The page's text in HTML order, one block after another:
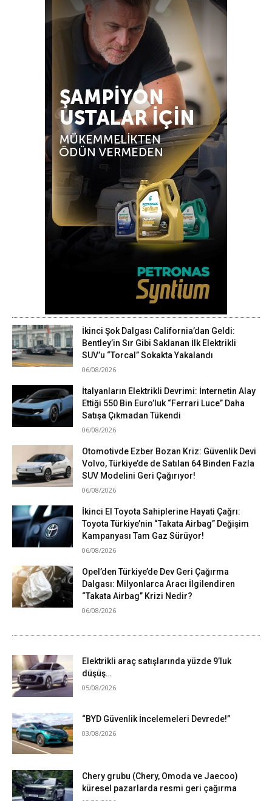
İkinci Şok Dalgası California’dan Geldi:
Bentley’in Sır Gibi Saklanan İlk Elektrikli
SUV’u “Torcal” Sokakta Yakalandı
06/08/2026
İtalyanların Elektrikli Devrimi: İnternetin Alay
Ettiği 550 Bin Euro’luk “Ferrari Luce” Daha
Satışa Çıkmadan Tükendi
06/08/2026
Otomotivde Ezber Bozan Kriz: Güvenlik Devi
Volvo, Türkiye’de de Satılan 64 Binden Fazla
SUV Modelini Geri Çağırıyor!
06/08/2026
İkinci El Toyota Sahiplerine Hayati Çağrı:
Toyota Türkiye’nin “Takata Airbag” Değişim
Kampanyası Tam Gaz Sürüyor!
06/08/2026
Opel’den Türkiye’de Dev Geri Çağırma
Dalgası: Milyonlarca Aracı İlgilendiren
“Takata Airbag” Krizi Nedir?
06/08/2026
Elektrikli araç satışlarında yüzde 9’luk
düşüş…
05/08/2026
“BYD Güvenlik İncelemeleri Devrede!”
03/08/2026
Chery grubu (Chery, Omoda ve Jaecoo)
küresel pazarlarda resmi geri çağırma